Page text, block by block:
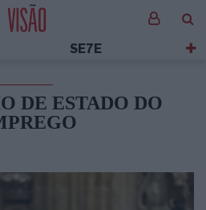
SE7E
DE ESTADO DO